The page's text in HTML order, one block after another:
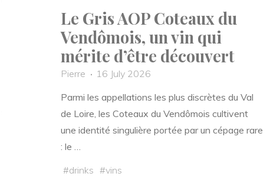
Le Gris AOP Coteaux du
Vendômois, un vin qui
mérite d’être découvert
Pierre
16 July 2026
Parmi les appellations les plus discrètes du Val
de Loire, les Coteaux du Vendômois cultivent
une identité singulière portée par un cépage rare
: le …
#drinks #vins